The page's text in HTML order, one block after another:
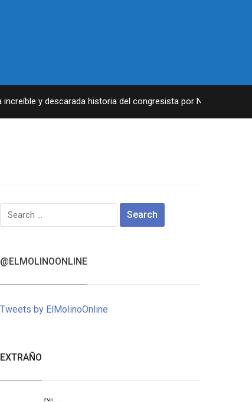
y descarada historia del congresista por NY George
Search
for:
@ELMOLINOONLINE
Tweets by ElMolinoOnline
EXTRAÑO